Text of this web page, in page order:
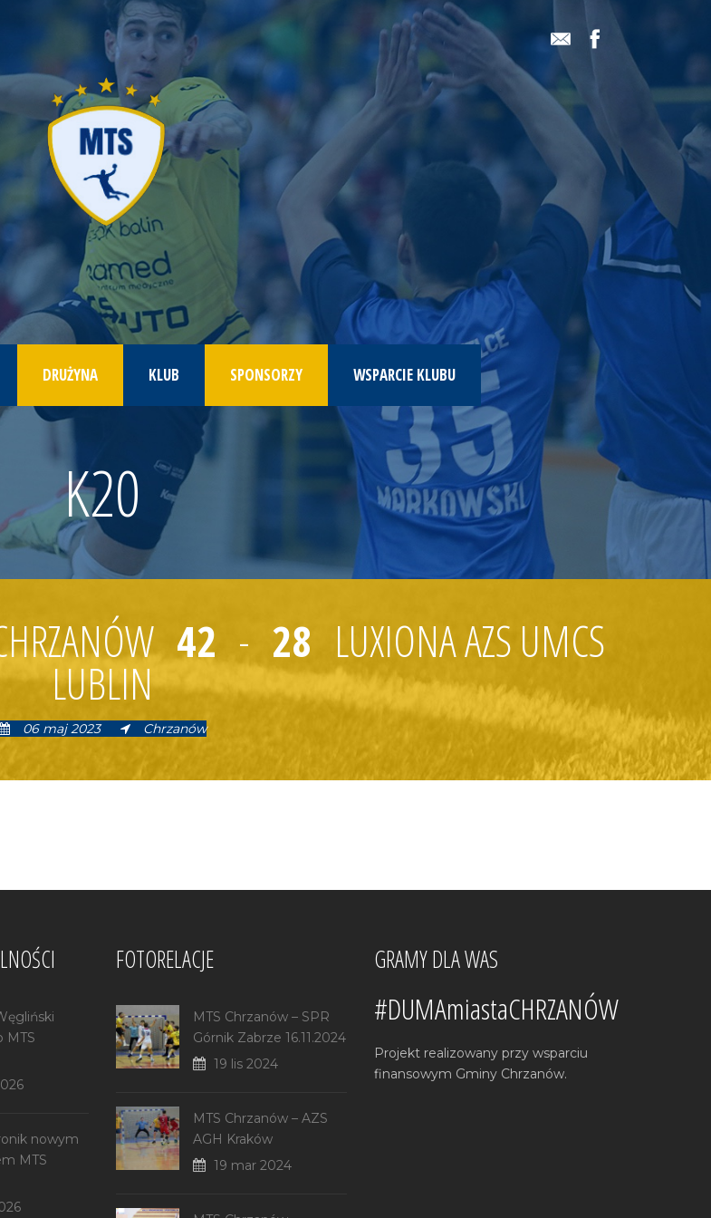
DRUŻYNA KLUB SPONSORZY WSPARCIE KLUBU
K20
42 - 28 LUXIONA AZS UMCS
LUBLIN
06 maj 2023 Chrzanów
MTS
nowym
MTS
FOTORELACJE
MTS Chrzanów – SPR
Górnik Zabrze 16.11.2024
19 lis 2024
MTS Chrzanów – AZS
AGH Kraków
19 mar 2024
GRAMY DLA WAS
#DUMAmiastaCHRZANÓW
Projekt realizowany przy wsparciu
finansowym Gminy Chrzanów.